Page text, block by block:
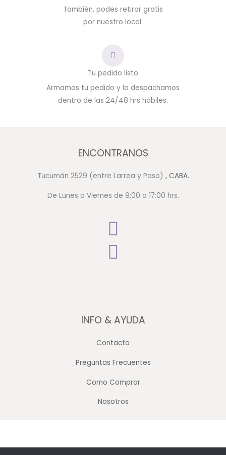
También, podes retirar gratis
por nuestro local.
Tu pedido listo
Armamos tu pedido y lo despachamos
dentro de las 24/48 hrs hábiles.
ENCONTRANOS
Tucumán 2529 (entre Larrea y Paso) , CABA.
De Lunes a Viernes de 9:00 a 17:00 hrs.
INFO & AYUDA
Contacto
Preguntas Frecuentes
Como Comprar
Nosotros